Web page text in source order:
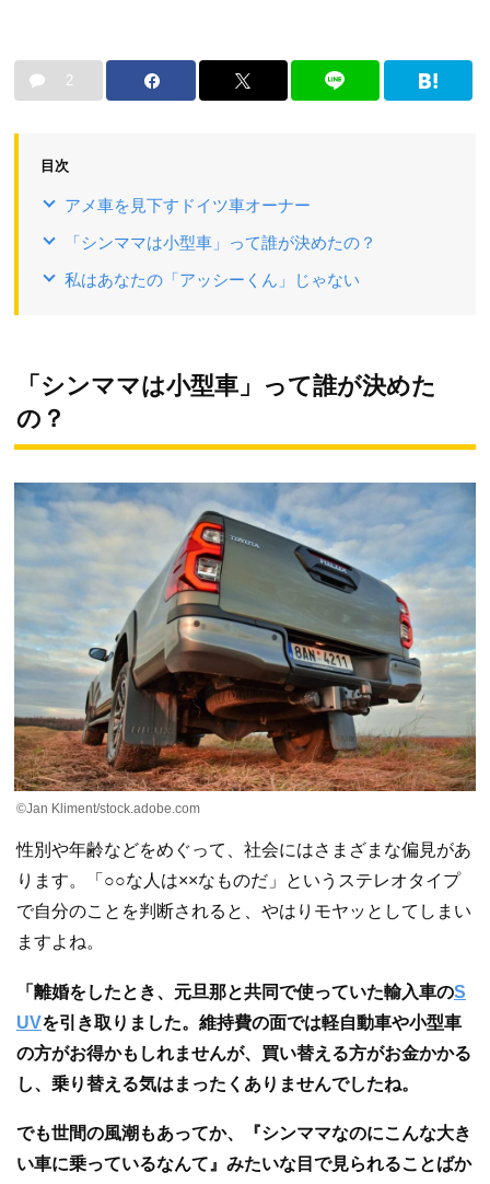
2
目次
アメ車を見下すドイツ車オーナー
「シンママは小型車」って誰が決めたの？
私はあなたの「アッシーくん」じゃない
「シンママは小型車」って誰が決めた
の？
©Jan Kliment/stock.adobe.com
性別や年齢などをめぐって、社会にはさまざまな偏見があ
ります。「○○な人は××なものだ」というステレオタイプ
で自分のことを判断されると、やはりモヤッとしてしまい
ますよね。
「離婚をしたとき、元旦那と共同で使っていた輸入車のS
UVを引き取りました。維持費の面では軽自動車や小型車
の方がお得かもしれませんが、買い替える方がお金かかる
し、乗り替える気はまったくありませんでしたね。
でも世間の風潮もあってか、『シンママなのにこんな大き
い車に乗っているなんて』みたいな目で見られることばか